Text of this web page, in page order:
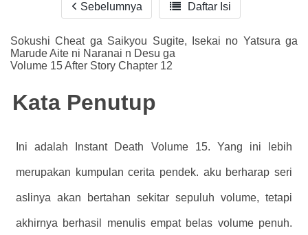
Reader Settings
Font :
Titillium Web
Arial
Times New Roman
A-
16 A+
Sebelumnya  Daftar Isi
Sokushi Cheat ga Saikyou Sugite, Isekai no Yatsura ga
Marude Aite ni Naranai n Desu ga
Volume 15 After Story Chapter 12
Kata Penutup
Ini adalah Instant Death Volume 15. Yang ini lebih
merupakan kumpulan cerita pendek. aku berharap seri
aslinya akan bertahan sekitar sepuluh volume, tetapi
akhirnya berhasil menulis empat belas volume penuh.